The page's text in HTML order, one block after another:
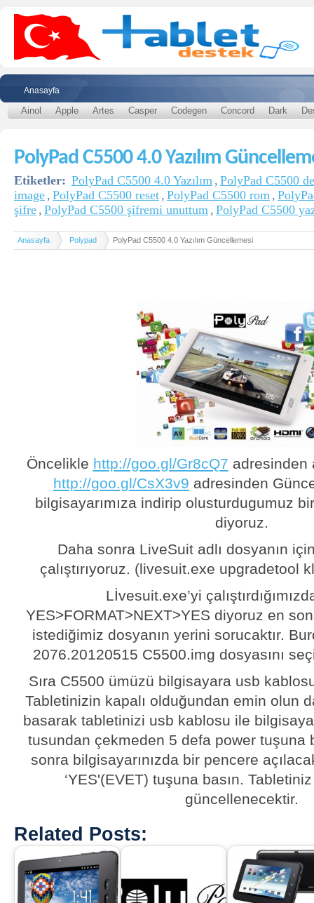
Anasayfa
Ainol Apple Artes Casper Codegen Concord Dark
PolyPad C5500 4.0 Yazılım
Etiketler: PolyPad C5500 4.0 Yazılım , PolyPad C5500
image , PolyPad C5500 reset , PolyPad C5500 rom ,
şifre , PolyPad C5500 şifremi unuttum , PolyPad C5500
Anasayfa Polypad PolyPad C5500 4.0 Yazılım Güncellemesi
Öncelikle http://goo.gl/Gr8cQ7 adresinden
http://goo.gl/CsX3v9 adresinden
bilgisayarımıza indirip olusturdugumuz
diyoruz.
Daha sonra LiveSuit adlı dosyanın
çalıştırıyoruz. (livesuit.exe upgradetool
Lİvesuit.exe’yi
YES>FORMAT>NEXT>YES diyoruz en
istediğimiz dosyanın yerini sorucaktır.
2076.20120515 C5500.img dosyasını
Sıra C5500 ümüzü bilgisayara usb
Tabletinizin kapalı olduğundan emin olun
basarak tabletinizi usb kablosu ile
tusundan çekmeden 5 defa power tuşuna
sonra bilgisayarınızda bir pencere
‘YES'(EVET) tuşuna basın.
güncellenecektir.
Related Posts: